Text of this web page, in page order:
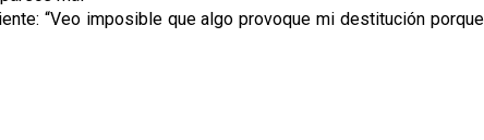
“Veo imposible que algo provoque mi destitución porque